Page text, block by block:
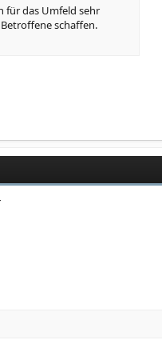
für das Umfeld sehr
schaffen.